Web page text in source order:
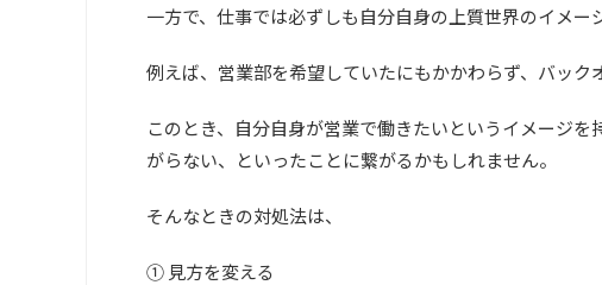
一方で、仕事では必ずしも自分自身の上質世界のイメー
例えば、営業部を希望していたにもかかわらず、バック
このとき、自分自身が営業で働きたいというイメージ
がらない、といったことに繋がるかもしれません。
そんなときの対処法は、
① 見方を変える